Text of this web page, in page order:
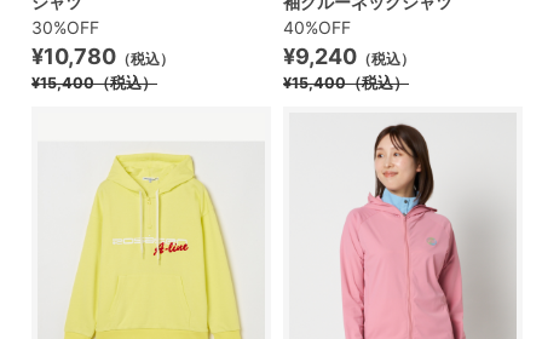
30%OFF
¥10,780 （税込）
¥15,400（税込）
40%OFF
¥9,240 （税込）
¥15,400（税込）